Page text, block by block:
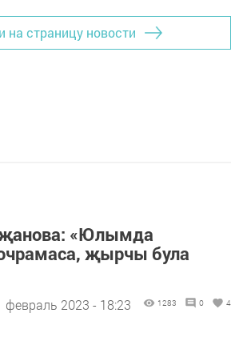
на страницу новости
«Юлымда
җырчы була
февраль 2023 - 18:23 1283 0 4